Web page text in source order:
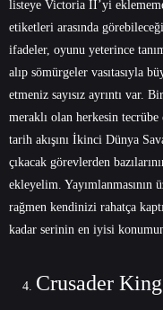
listeye Victoria II’yi
etiketleri arasında
ifadeler, oyunu yeterince
alıp sömürgeler vasıtasıyla
etmeniz sayısız ayrıntı var.
meraklı olan herkesin tecrübe
tarih akışını İkinci Dünya
çıkacak görevlerden
ekleyelim. Yayımlanmasının
rağmen kendinizi rahatça
kadar serinin en iyisi
Crusader